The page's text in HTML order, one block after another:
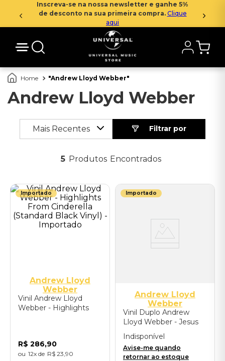
Inscreva-se na nossa newsletter e ganhe 5%
de desconto na sua primeira compra. Clique
aqui
Andrew Lloyd Webber
Andrew Lloyd Webber
Mais Recentes
5 Produtos
Importado
Andrew Lloyd
Webber
Vinil Andrew Lloyd
Webber - Highlights
R$ 286,90
12 R$ 23 90
Importado
Andrew Lloyd
Webber
Vinil Duplo Andrew
Lloyd Webber - Jesus
Christ Super (50th
Anniversary / Half-
Speed Remastered)
Indisponível
Avise-me quando
retornar ao estoque